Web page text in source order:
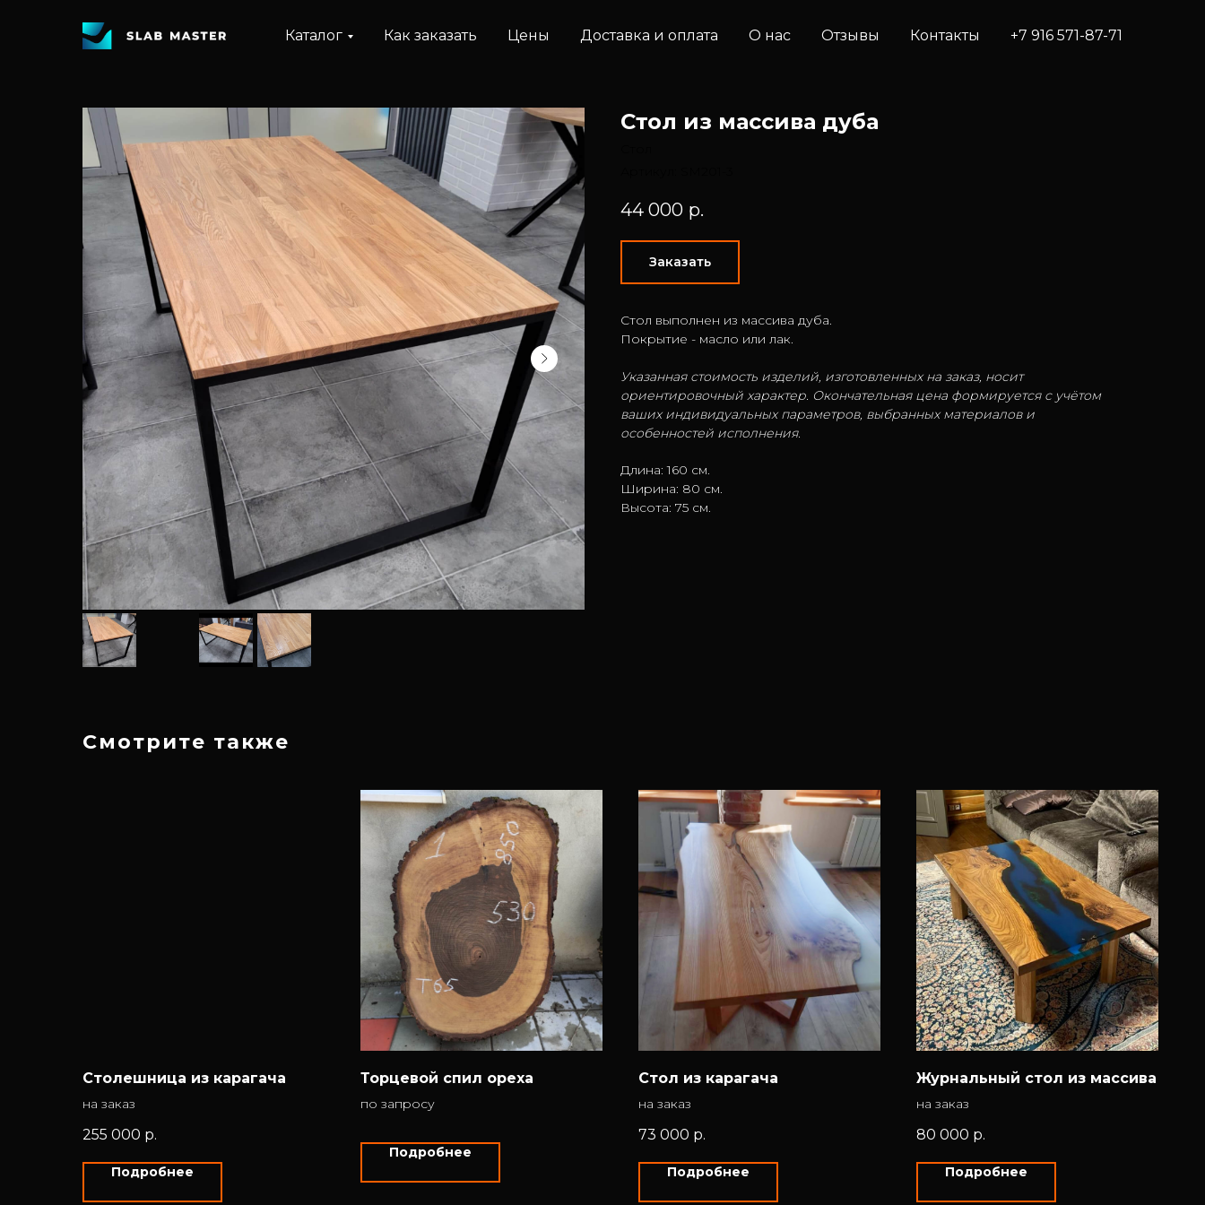
Каталог Как заказать Цены Доставка и оплата О нас Отзывы Контакты +7 916 571-87-71
Стол из массива дуба
44 000 р.
Заказать
Стол выполнен из массива дуба.
Покрытие - масло или лак.
Указанная стоимость изделий, изготовленных на заказ, носит
ориентировочный характер. Окончательная цена формируется с учётом
ваших индивидуальных параметров, выбранных материалов и
особенностей исполнения.
Длина: 160 см.
Ширина: 80 см.
Высота: 75 см.
Смотрите также
Столешница из карагача
на заказ
255 000 р.
Подробнее
Торцевой спил ореха
по запросу
Подробнее
Стол из карагача
на заказ
73 000 р.
Подробнее
Журнальный стол из массива
на заказ
80 000 р.
Подробнее